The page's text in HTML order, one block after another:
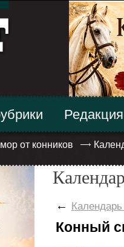
от конников
Редакция
←
Конный